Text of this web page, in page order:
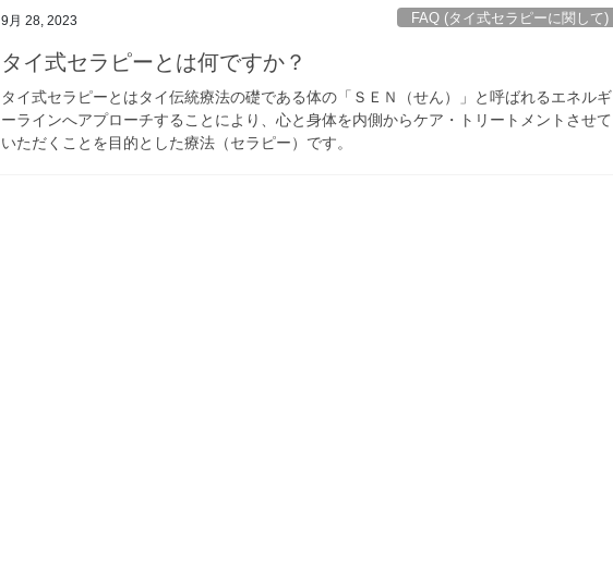
9月 28, 2023 FAQ (タイ式セラピーに関して)
タイ式セラピーとは何ですか？
タイ式セラピーとはタイ伝統療法の礎である体の「ＳＥＮ（せん）」と呼ばれるエネルギ
ーラインへアプローチすることにより、心と身体を内側からケア・トリートメントさせて
いただくことを目的とした療法（セラピー）です。